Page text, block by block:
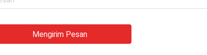
Mengirim Pesan